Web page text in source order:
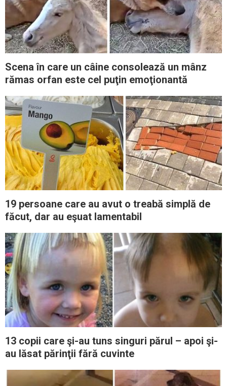
Scena în care un câine consolează un mânz
rămas orfan este cel puţin emoţionantă
19 persoane care au avut o treabă simplă de
făcut, dar au eşuat lamentabil
13 copii care şi-au tuns singuri părul – apoi şi-
au lăsat părinţii fără cuvinte